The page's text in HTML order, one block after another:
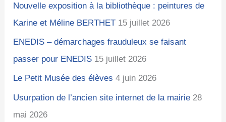
Nouvelle exposition à la bibliothèque : peintures de
Karine et Méline BERTHET 15 juillet 2026
ENEDIS – démarchages frauduleux se faisant
passer pour ENEDIS 15 juillet 2026
Le Petit Musée des élèves 4 juin 2026
Usurpation de l’ancien site internet de la mairie 28
mai 2026